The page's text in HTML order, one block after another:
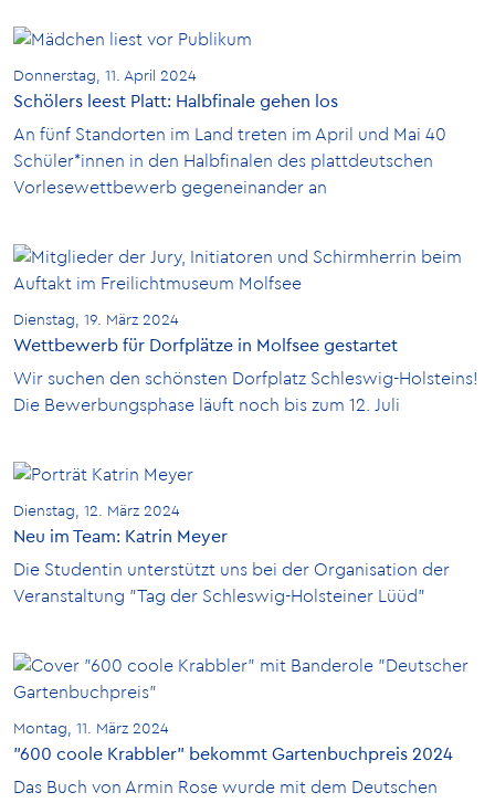
Donnerstag, 11. April 2024
Schölers leest Platt: Halbfinale gehen los
An fünf Standorten im Land treten im April und Mai 40
Schüler*innen in den Halbfinalen des plattdeutschen
Vorlesewettbewerb gegeneinander an
Dienstag, 19. März 2024
Wettbewerb für Dorfplätze in Molfsee gestartet
Wir suchen den schönsten Dorfplatz Schleswig-Holsteins!
Die Bewerbungsphase läuft noch bis zum 12. Juli
Dienstag, 12. März 2024
Neu im Team: Katrin Meyer
Die Studentin unterstützt uns bei der Organisation der
Veranstaltung "Tag der Schleswig-Holsteiner Lüüd"
Montag, 11. März 2024
"600 coole Krabbler" bekommt Gartenbuchpreis 2024
Das Buch von Armin Rose wurde mit dem Deutschen